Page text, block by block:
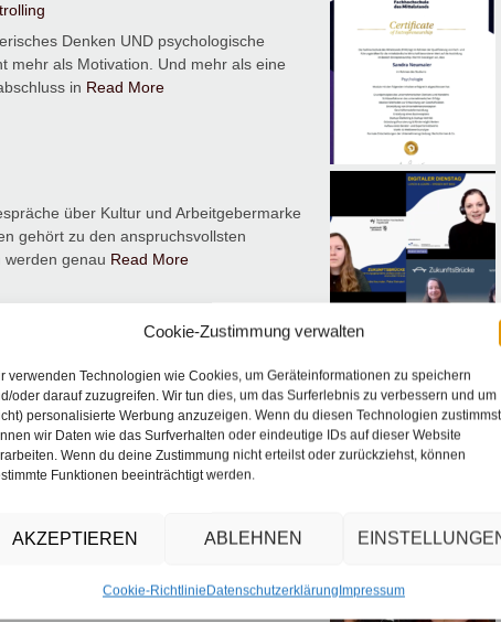
Cookie-Zustimmung verwalten
verwenden Technologien wie Cookies, um Geräteinformationen zu speichern
oder darauf zuzugreifen. Wir tun dies, um das Surferlebnis zu verbessern und um
personalisierte Werbung anzuzeigen. Wenn du diesen Technologien
wir Daten wie das Surfverhalten oder eindeutige IDs auf dieser Website
Wenn du deine Zustimmung nicht erteilst oder zurückziehst, können
Funktionen beeinträchtigt werden.
AKZEPTIEREN ABLEHNEN
Cookie-RichtlinieDatenschutzerklärungImpressum
Denken UND psychologische
mehr als Motivation. Und mehr als eine
in Read More
über Kultur und Arbeitgebermarke
gehört zu den anspruchsvollsten
genau Read More
und Gründer entscheidend ist
ist ein Härtetest. Gründen wird oft als
– und was sie psychisch stark macht
Ideen, eigene Entscheidungen,